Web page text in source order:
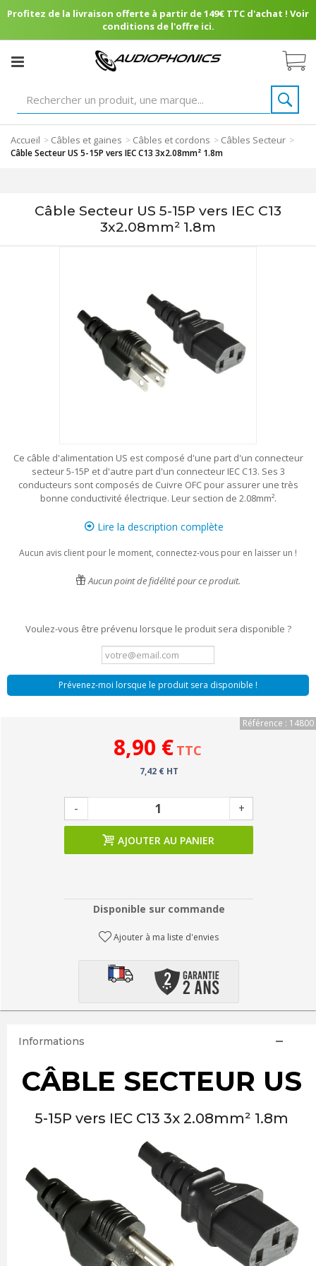
Profitez de la livraison offerte à partir de 149€ TTC d'achat ! Voir
conditions de l'offre ici.
Accueil > Câbles et gaines > Câbles et cordons > Câbles Secteur >
Câble Secteur US 5-15P vers IEC C13 3x2.08mm² 1.8m
Câble Secteur US 5-15P vers IEC C13
3x2.08mm² 1.8m
Ce câble d'alimentation US est composé d'une part d'un connecteur
secteur 5-15P et d'autre part d'un connecteur IEC C13. Ses 3
conducteurs sont composés de Cuivre OFC pour assurer une très
bonne conductivité électrique. Leur section de 2.08mm².
Lire la description complète
Aucun avis client pour le moment, connectez-vous pour en laisser un !
Aucun point de fidélité pour ce produit.
Voulez-vous être prévenu lorsque le produit sera disponible ?
Prévenez-moi lorsque le produit sera disponible !
Référence : 14800
8,90 € TTC
7,42 € HT
- +
AJOUTER AU PANIER
Disponible sur commande
Ajouter à ma liste d'envies
Informations
CÂBLE SECTEUR US
5-15P vers IEC C13 3x 2.08mm² 1.8m